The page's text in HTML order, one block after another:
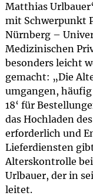
Matthias
mit Schwerpunkt
Nürnberg –
Medizinischen
besonders leicht
gemacht: „Die
umgangen,
18‘ für
das Hochladen
erforderlich und
Lieferdiensten
Alterskontrolle
Urlbauer, der in
leitet.